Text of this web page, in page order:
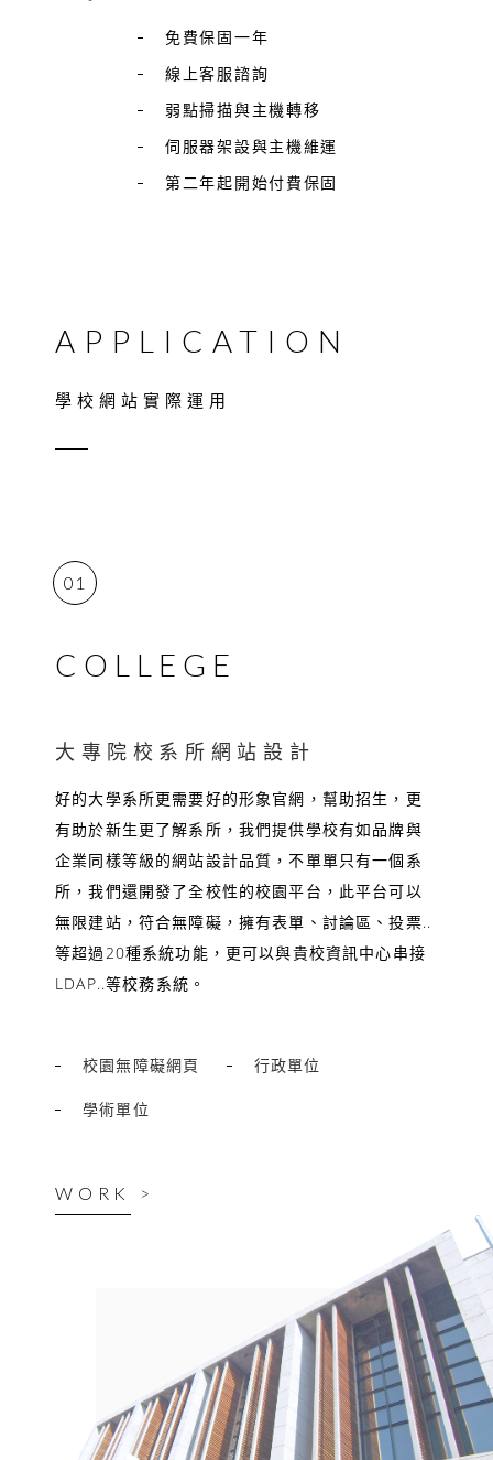
免費保固一年
線上客服諮詢
弱點掃描與主機轉移
伺服器架設與主機維運
第二年起開始付費保固
APPLICATION
學校網站實際運用
01
COLLEGE
大專院校系所網站設計
好的大學系所更需要好的形象官網，幫助招生，更
有助於新生更了解系所，我們提供學校有如品牌與
企業同樣等級的網站設計品質，不單單只有一個系
所，我們還開發了全校性的校園平台，此平台可以
無限建站，符合無障礙，擁有表單、討論區、投票..
等超過20種系統功能，更可以與貴校資訊中心串接
LDAP..等校務系統。
校園無障礙網頁 行政單位
學術單位
WORK